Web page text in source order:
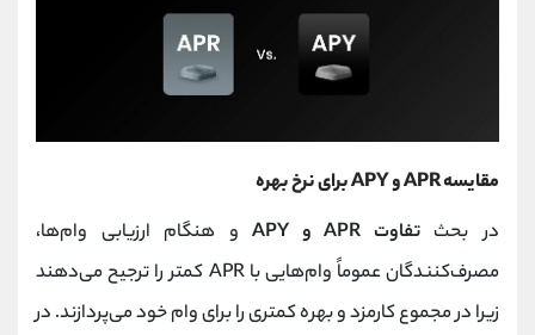
مقایسه APR و APY برای نرخ بهره
در بحثتفاوت APR و APY
و هنگام ارزیابی وام‌ها،
مصرف‌کنندگان عموماً وام‌هایی با APR کمتر را ترجیح می‌دهند
زیرا در مجموع کارمزد و بهره کمتری را برای وام خود می‌پردازند. در